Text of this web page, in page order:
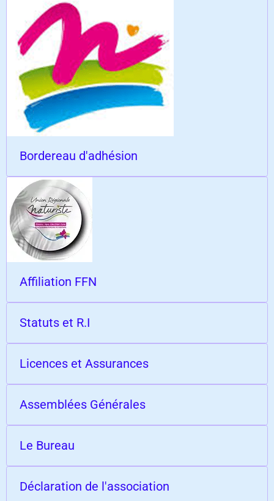
Bordereau d'adhésion
Affiliation FFN
Statuts et R.I
Licences et Assurances
Assemblées Générales
Le Bureau
Déclaration de l'association